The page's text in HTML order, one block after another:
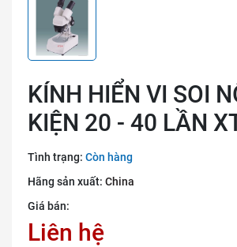
KÍNH HIỂN VI SOI
KIỆN 20 - 40 LẦN
Tình trạng: Còn hàng
Hãng sản xuất: China
Giá bán:
Liên hệ